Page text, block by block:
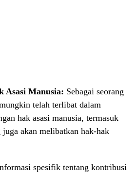
Asasi Manusia: Sebagai seorang
telah terlibat dalam
hak asasi manusia, termasuk
juga akan melibatkan hak-hak
spesifik tentang kontribusi